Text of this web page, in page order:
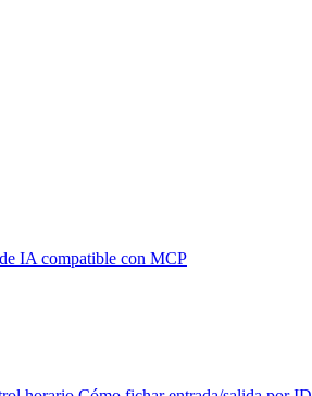
IA compatible con MCP